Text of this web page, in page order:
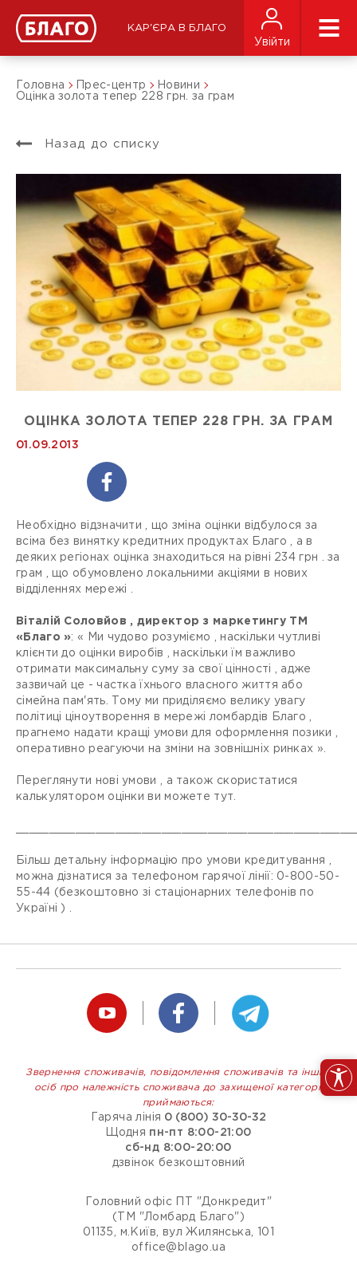
КАР'ЄРА В БЛАГО
Увійти
Головна Прес-центр
Новини
Оцінка золота тепер 228 грн. за грам
Назад до списку
ОЦІНКА ЗОЛОТА ТЕПЕР 228 ГРН. ЗА ГРАМ
01.09.2013
Необхідно відзначити , що зміна оцінки відбулося за
всіма без винятку кредитних продуктах Благо , а в
деяких регіонах оцінка знаходиться на рівні 234 грн . за
грам , що обумовлено локальними акціями в нових
відділеннях мережі .
Віталій Соловйов , директор з маркетингу ТМ
«Благо »: « Ми чудово розуміємо , наскільки чутливі
клієнти до оцінки виробів , наскільки їм важливо
отримати максимальну суму за свої цінності , адже
зазвичай це - частка їхнього власного життя або
сімейна пам'ять. Тому ми приділяємо велику увагу
політиці ціноутворення в мережі ломбардів Благо ,
прагнемо надати кращі умови для оформлення позики ,
оперативно реагуючи на зміни на зовнішніх ринках ».
Переглянути нові умови , а також скористатися
калькулятором оцінки ви можете тут.
Більш детальну інформацію про умови кредитування ,
можна дізнатися за телефоном гарячої лінії: 0-800-50-
55-44 (безкоштовно зі стаціонарних телефонів по
Україні ) .
Звернення споживачів, повідомлення споживачів та інших
осіб про належність споживача до захищеної категорії
приймаються:
Гаряча лінія 0 (800) 30-30-32
Щодня пн-пт 8:00-21:00
сб-нд 8:00-20:00
дзвінок безкоштовний
Головний офіс ПТ "Донкредит"
(ТМ "Ломбард Благо")
01135, м.Київ, вул Жилянська, 101
office@blago.ua